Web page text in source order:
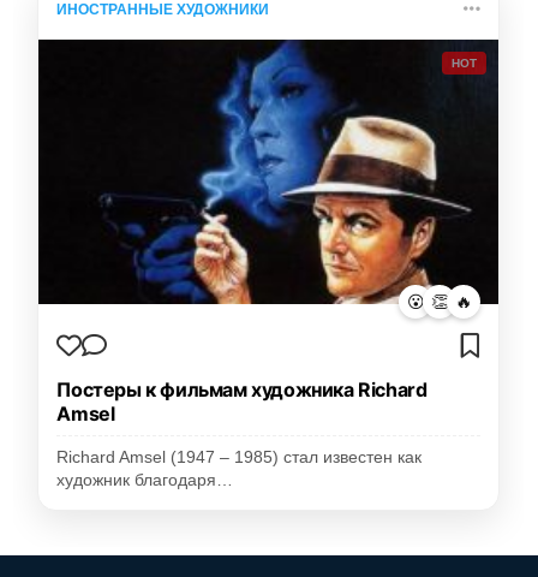
ИНОСТРАННЫЕ ХУДОЖНИКИ
HOT
😮 👏 🔥
Постеры к фильмам художника Richard
Amsel
Richard Amsel (1947 – 1985) стал известен как
художник благодаря…